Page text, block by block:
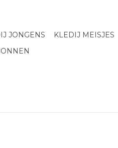
JONGENS KLEDIJ MEISJES